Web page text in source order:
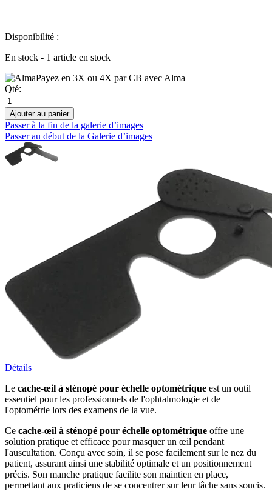
Disponibilité :
En stock - 1 article en stock
Payez en 3X ou 4X par CB avec Alma
Qté:
Ajouter au panier
Passer à la fin de la galerie d’images
Passer au début de la Galerie d’images
Détails
Le cache-œil à sténopé pour échelle optométrique est un outil
essentiel pour les professionnels de l'ophtalmologie et de
l'optométrie lors des examens de la vue.
Ce cache-œil à sténopé pour échelle optométrique offre une
solution pratique et efficace pour masquer un œil pendant
l'auscultation. Conçu avec soin, il se pose facilement sur le nez du
patient, assurant ainsi une stabilité optimale et un positionnement
précis. Son manche pratique facilite son maintien en place,
permettant aux praticiens de se concentrer sur leur tâche sans soucis.